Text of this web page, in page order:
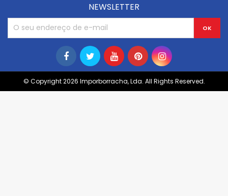
NEWSLETTER
© Copyright 2026 Imporborracha, Lda. All Rights Reserved.